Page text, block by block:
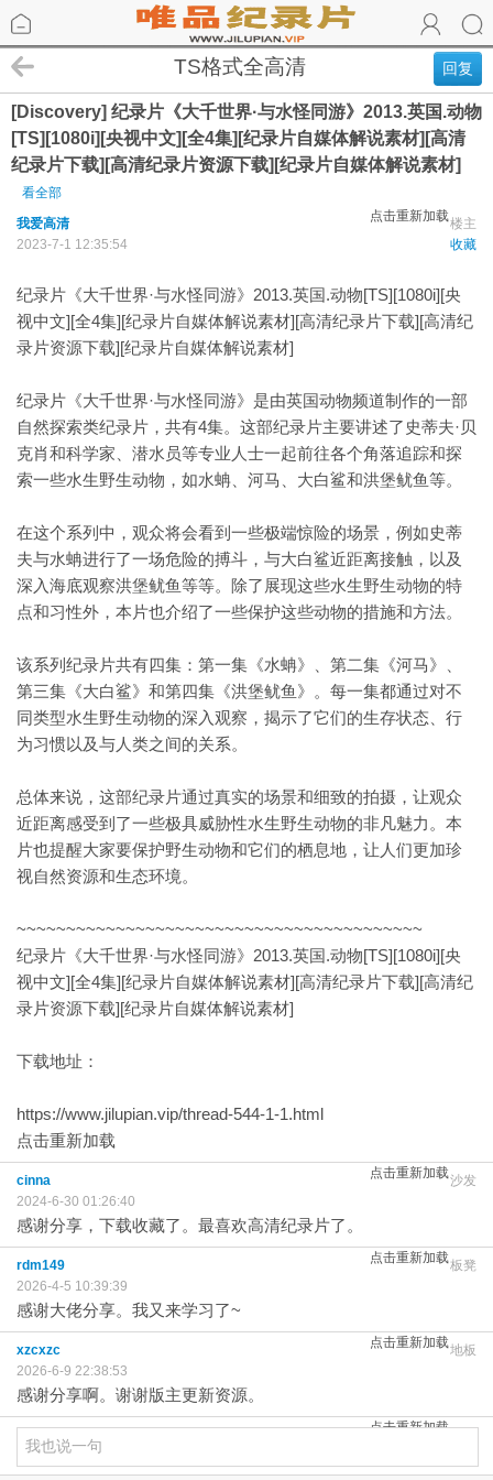
回复
TS格式全高清
[Discovery] 纪录片《大千世界·与水怪同游》2013.英国.动物
[TS][1080i][央视中文][全4集][纪录片自媒体解说素材][高清
纪录片下载][高清纪录片资源下载][纪录片自媒体解说素材]
看全部
点击重新加载楼主
我爱高清
收藏
2023-7-1 12:35:54
纪录片《大千世界·与水怪同游》2013.英国.动物[TS][1080i][央
视中文][全4集][纪录片自媒体解说素材][高清纪录片下载][高清纪
录片资源下载][纪录片自媒体解说素材]
纪录片《大千世界·与水怪同游》是由英国动物频道制作的一部
自然探索类纪录片，共有4集。这部纪录片主要讲述了史蒂夫·贝
克肖和科学家、潜水员等专业人士一起前往各个角落追踪和探
索一些水生野生动物，如水蚺、河马、大白鲨和洪堡鱿鱼等。
在这个系列中，观众将会看到一些极端惊险的场景，例如史蒂
夫与水蚺进行了一场危险的搏斗，与大白鲨近距离接触，以及
深入海底观察洪堡鱿鱼等等。除了展现这些水生野生动物的特
点和习性外，本片也介绍了一些保护这些动物的措施和方法。
该系列纪录片共有四集：第一集《水蚺》、第二集《河马》、
第三集《大白鲨》和第四集《洪堡鱿鱼》。每一集都通过对不
同类型水生野生动物的深入观察，揭示了它们的生存状态、行
为习惯以及与人类之间的关系。
总体来说，这部纪录片通过真实的场景和细致的拍摄，让观众
近距离感受到了一些极具威胁性水生野生动物的非凡魅力。本
片也提醒大家要保护野生动物和它们的栖息地，让人们更加珍
视自然资源和生态环境。
~~~~~~~~~~~~~~~~~~~~~~~~~~~~~~~~~~~~~~~~~
纪录片《大千世界·与水怪同游》2013.英国.动物[TS][1080i][央
视中文][全4集][纪录片自媒体解说素材][高清纪录片下载][高清纪
录片资源下载][纪录片自媒体解说素材]
下载地址：
https://www.jilupian.vip/thread-544-1-1.html
点击重新加载
点击重新加载沙发
cinna
2024-6-30 01:26:40
感谢分享，下载收藏了。最喜欢高清纪录片了。
点击重新加载板凳
rdm149
2026-4-5 10:39:39
感谢大佬分享。我又来学习了~
点击重新加载地板
xzcxzc
2026-6-9 22:38:53
感谢分享啊。谢谢版主更新资源。
点击重新加载